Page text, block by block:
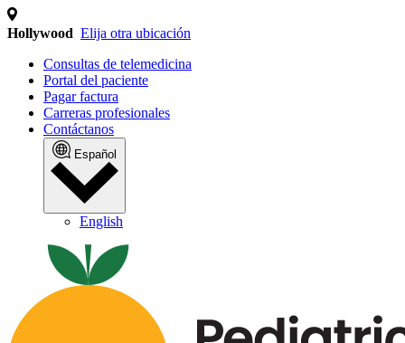
Hollywood Elija otra ubicación
Consultas de telemedicina
Portal del paciente
Pagar factura
Carreras profesionales
Contáctanos
Español
English